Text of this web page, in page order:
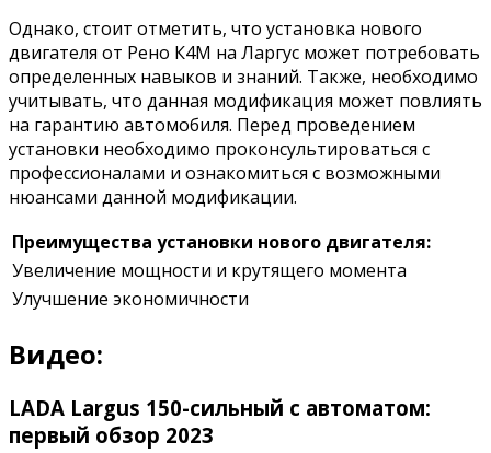
Однако, стоит отметить, что установка нового
двигателя от Рено К4М на Ларгус может потребовать
определенных навыков и знаний. Также, необходимо
учитывать, что данная модификация может повлиять
на гарантию автомобиля. Перед проведением
установки необходимо проконсультироваться с
профессионалами и ознакомиться с возможными
нюансами данной модификации.
Преимущества установки нового двигателя:
Увеличение мощности и крутящего момента
Улучшение экономичности
Видео:
LADA Largus 150-сильный с автоматом:
первый обзор 2023